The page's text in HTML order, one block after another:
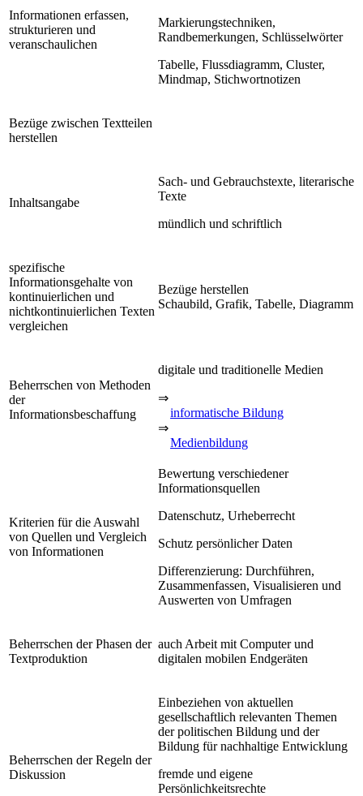
Informationen erfassen,
strukturieren und
veranschaulichen
Markierungstechniken,
Randbemerkungen, Schlüsselwörter
Tabelle, Flussdiagramm, Cluster,
Mindmap, Stichwortnotizen
Bezüge zwischen Textteilen
herstellen
Inhaltsangabe
Sach- und Gebrauchstexte, literarische
Texte
mündlich und schriftlich
spezifische
Informationsgehalte von
kontinuierlichen und
nichtkontinuierlichen Texten
vergleichen
Bezüge herstellen
Schaubild, Grafik, Tabelle, Diagramm
Beherrschen von Methoden
der
Informationsbeschaffung
digitale und traditionelle Medien
⇒
informatische Bildung
⇒
Medienbildung
Kriterien für die Auswahl
von Quellen und Vergleich
von Informationen
Bewertung verschiedener
Informationsquellen
Datenschutz, Urheberrecht
Schutz persönlicher Daten
Differenzierung: Durchführen,
Zusammenfassen, Visualisieren und
Auswerten von Umfragen
Beherrschen der Phasen der
Textproduktion
auch Arbeit mit Computer und
digitalen mobilen Endgeräten
Beherrschen der Regeln der
Diskussion
Einbeziehen von aktuellen
gesellschaftlich relevanten Themen
der politischen Bildung und der
Bildung für nachhaltige Entwicklung
fremde und eigene
Persönlichkeitsrechte